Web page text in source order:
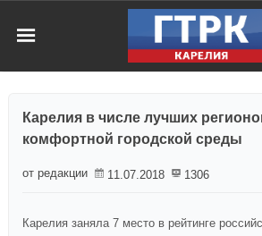
Карелия в числе лучших
комфортной городской среды
от редакции 11.07.2018 1306
Карелия заняла 7 место в рейтинге